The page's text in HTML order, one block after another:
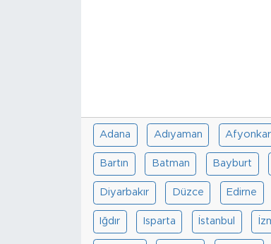
Adana Adıyaman
Bartın Batman Bayburt
Diyarbakır Düzce Edirne
Iğdır Isparta İstanbul